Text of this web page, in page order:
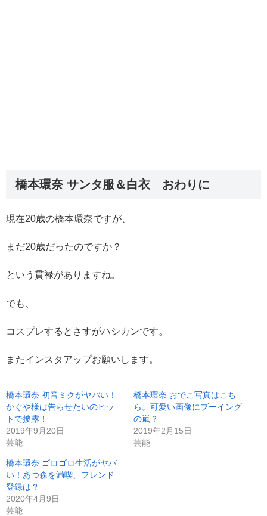
橋本環奈 サンタ服＆白衣 おわりに
現在20歳の橋本環奈ですが、
まだ20歳だったのですか？
という貫禄がありますね。
でも、
コスプレするとさすがハシカンです。
またインスタアップお願いします。
橋本環奈 初音ミクがヤバい！
かぐや様は告らせたいのヒッ
トで披露！
2019年9月20日
芸能
橋本環奈 おでこ写真はこち
ら。可愛い画像にブーイング
の嵐？
2019年2月15日
芸能
橋本環奈 ゴロゴロ生活がヤバ
い！あつ森を満喫、フレンド
登録は？
2020年4月9日
芸能